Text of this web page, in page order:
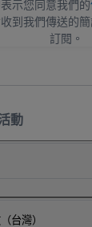
示您同意我們的
收到我們傳送的
訂閱。
動
台灣）